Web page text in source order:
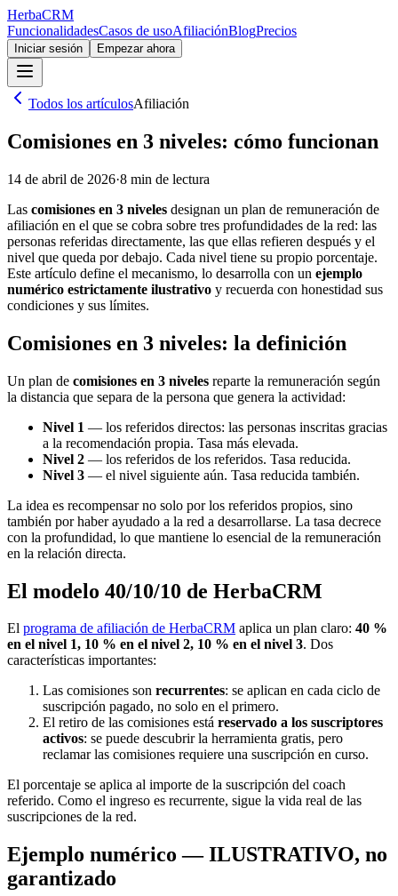
HerbaCRM
FuncionalidadesCasos de usoAfiliaciónBlogPrecios
Iniciar sesión Empezar ahora
Todos los artículosAfiliación
Comisiones en 3 niveles: cómo funcionan
14 de abril de 2026·8 min de lectura
Las comisiones en 3 niveles designan un plan de remuneración de
afiliación en el que se cobra sobre tres profundidades de la red: las
personas referidas directamente, las que ellas refieren después y el
nivel que queda por debajo. Cada nivel tiene su propio porcentaje.
Este artículo define el mecanismo, lo desarrolla con un ejemplo
numérico estrictamente ilustrativo y recuerda con honestidad sus
condiciones y sus límites.
Comisiones en 3 niveles: la definición
Un plan de comisiones en 3 niveles reparte la remuneración según
la distancia que separa de la persona que genera la actividad:
Nivel 1 — los referidos directos: las personas inscritas gracias
a la recomendación propia. Tasa más elevada.
Nivel 2 — los referidos de los referidos. Tasa reducida.
Nivel 3 — el nivel siguiente aún. Tasa reducida también.
La idea es recompensar no solo por los referidos propios, sino
también por haber ayudado a la red a desarrollarse. La tasa decrece
con la profundidad, lo que mantiene lo esencial de la remuneración
en la relación directa.
El modelo 40/10/10 de HerbaCRM
El programa de afiliación de HerbaCRM aplica un plan claro: 40 %
en el nivel 1, 10 % en el nivel 2, 10 % en el nivel 3. Dos
características importantes:
Las comisiones son recurrentes: se aplican en cada ciclo de
suscripción pagado, no solo en el primero.
El retiro de las comisiones está reservado a los suscriptores
activos: se puede descubrir la herramienta gratis, pero
reclamar las comisiones requiere una suscripción en curso.
El porcentaje se aplica al importe de la suscripción del coach
referido. Como el ingreso es recurrente, sigue la vida real de las
suscripciones de la red.
Ejemplo numérico — ILUSTRATIVO, no
garantizado